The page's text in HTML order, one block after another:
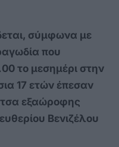
σύμφωνα με
που
το μεσημέρι στην
17 ετών έπεσαν
εξαώροφης
Βενιζέλου